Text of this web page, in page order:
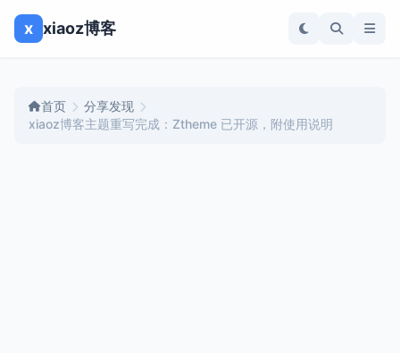
x xiaoz博客
首页
分享发现
xiaoz博客主题重写完成：Ztheme 已开源，附使用说明